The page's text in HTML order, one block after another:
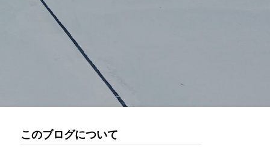
このブログについて